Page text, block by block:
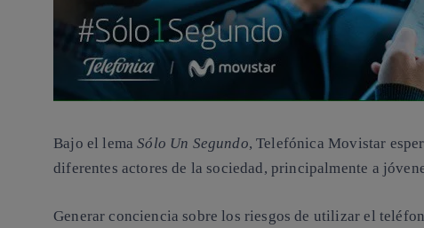
Bajo el lemaSólo Un Segundo, Telefónica Movistar
diferentes actores de la sociedad, principalmente a
Generar conciencia sobre los riesgos de utilizar el